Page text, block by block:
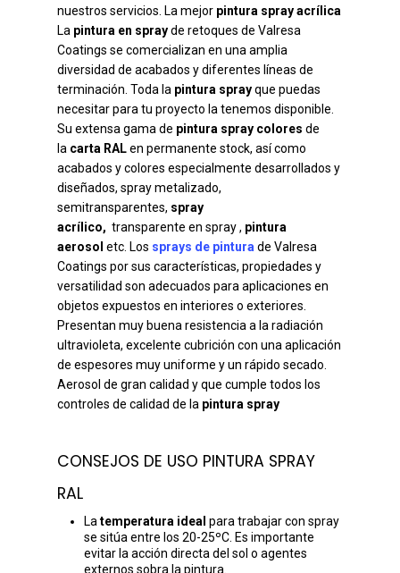
nuestros servicios. La mejor pintura spray acrílica
La pintura en sprayde retoques de Valresa
Coatings se comercializan en una amplia
diversidad de acabados y diferentes líneas de
terminación. Toda la pintura sprayque puedas
necesitar para tu proyecto la tenemos disponible.
Su extensa gama de pintura spray colores de
la carta RALen permanente stock, así como
acabados y colores especialmente desarrollados y
diseñados, spray metalizado,
semitransparentes, spray
acrílico, transparente en spray , pintura
aerosol etc. Los sprays de pintura de Valresa
Coatings por sus características, propiedades y
versatilidad son adecuados para aplicaciones en
objetos expuestos en interiores o exteriores.
Presentan muy buena resistencia a la radiación
ultravioleta, excelente cubrición con una aplicación
de espesores muy uniforme y un rápido secado.
Aerosol de gran calidad y que cumple todos los
controles de calidad de la pintura spray
CONSEJOS DE USO PINTURA SPRAY
RAL
La temperatura ideal para trabajar con spray
se sitúa entre los 20-25ºC. Es importante
evitar la acción directa del sol o agentes
externos sobra la pintura.